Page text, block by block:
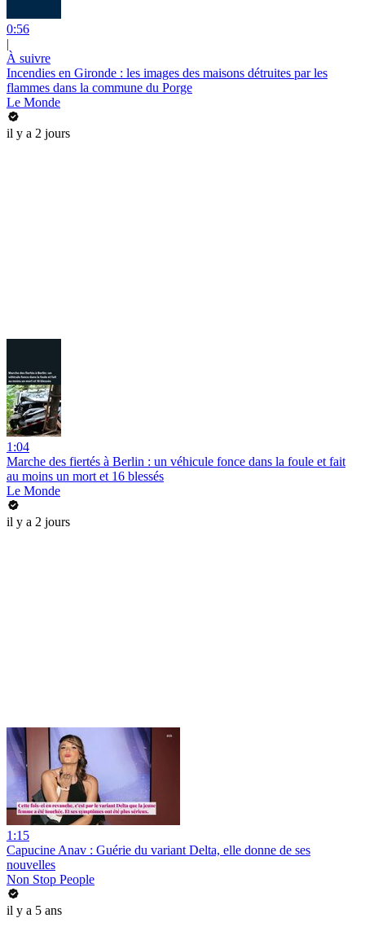
0:56
|
À suivre
Incendies en Gironde : les images des maisons détruites par les
flammes dans la commune du Porge
Le Monde
il y a 2 jours
1:04
Marche des fiertés à Berlin : un véhicule fonce dans la foule et fait
au moins un mort et 16 blessés
Le Monde
il y a 2 jours
1:15
Capucine Anav : Guérie du variant Delta, elle donne de ses
nouvelles
Non Stop People
il y a 5 ans